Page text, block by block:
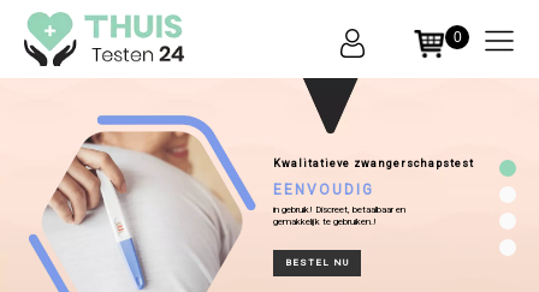
THUIS
24
Kwalitatieve zwangerschapstest
EENVOUDIG
in gebruik! Discreet, betaalbaar en
gemakkelijk te gebruiken.!
BESTEL NU
0